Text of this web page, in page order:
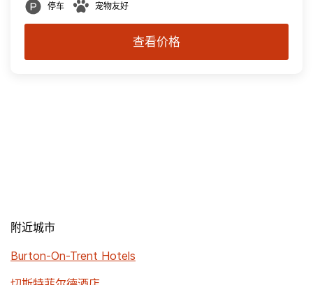
停车 宠物友好
查看价格
附近城市
Burton-On-Trent Hotels